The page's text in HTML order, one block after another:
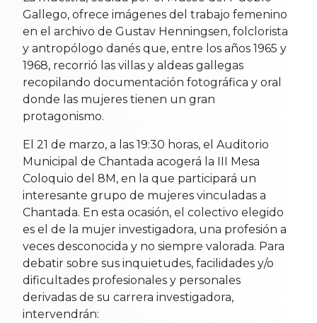
Gallego, ofrece imágenes del trabajo femenino
en el archivo de Gustav Henningsen, folclorista
y antropólogo danés que, entre los años 1965 y
1968, recorrió las villas y aldeas gallegas
recopilando documentación fotográfica y oral
donde las mujeres tienen un gran
protagonismo.
El 21 de marzo, a las 19:30 horas, el Auditorio
Municipal de Chantada acogerá la III Mesa
Coloquio del 8M, en la que participará un
interesante grupo de mujeres vinculadas a
Chantada. En esta ocasión, el colectivo elegido
es el de la mujer investigadora, una profesión a
veces desconocida y no siempre valorada. Para
debatir sobre sus inquietudes, facilidades y/o
dificultades profesionales y personales
derivadas de su carrera investigadora,
intervendrán: